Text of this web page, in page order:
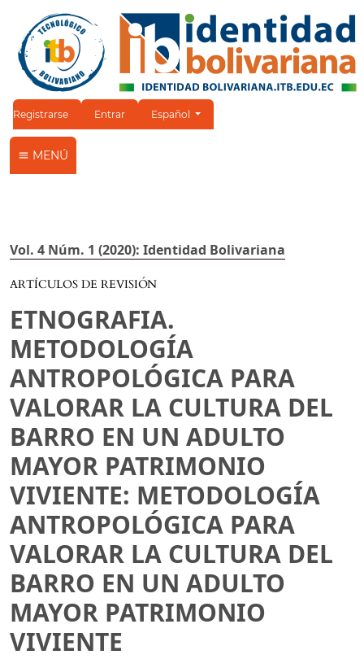
Registrarse Entrar Cambiar el idioma. El idioma actual es:
Español
MENÚ
Vol. 4 Núm. 1 (2020): Identidad Bolivariana
ARTÍCULOS DE REVISIÓN
ETNOGRAFIA.
METODOLOGÍA
ANTROPOLÓGICA PARA
VALORAR LA CULTURA DEL
BARRO EN UN ADULTO
MAYOR PATRIMONIO
VIVIENTE: METODOLOGÍA
ANTROPOLÓGICA PARA
VALORAR LA CULTURA DEL
BARRO EN UN ADULTO
MAYOR PATRIMONIO
VIVIENTE